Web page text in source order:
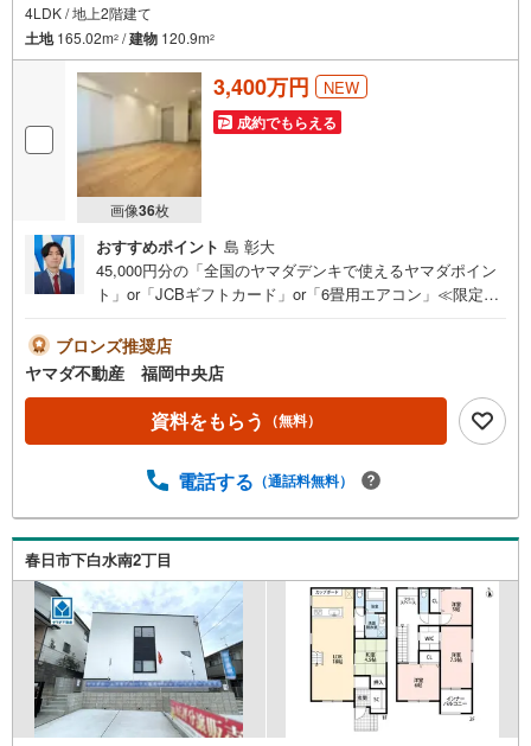
4LDK / 地上2階建て
土地165.02m2 /建物 120.9m2
画像36枚
3,400万円 NEW
成約でもらえる
おすすめポイント 島 彰大
45,000円分の「全国のヤマダデンキで使えるヤマダポイン
ト」or「JCBギフトカード」or「6畳用エアコン」≪限定1
購入相談で来店後、Google口コミ投稿で2000円分のQUOカ
ードプレゼント！※一世帯2回まで土日祝日もご案内可能で
す＾＾既に他社で見積もりが出ている方！入居までの費用
を抑えたい方！ぜひ、一度「ヤマダ不動産」へご相談にお
越しください！あらゆる不安や疑問に誠心誠意お応えしま
LDK18帖以上お子様やペットも遊べるお庭付子育てファミ
家族で共有できる「ファミリークローク」■2階ワークスペ
ース、LDK18帖■パントリー付き■階段下を有効活用したシ
ューズクローク■洗面脱衣所に物干し金具付き東小田小学
校:徒歩17分夜須中学校:徒歩9分
ブロンズ推奨店
ヤマダ不動産 福岡中央店
資料をもらう （無料）
電話する （通話料無料）
春日市下白水南2丁目